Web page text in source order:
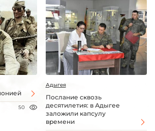
50
Адыгея
Послание сквозь
десятилетия: в Адыгее
заложили капсулу
времени